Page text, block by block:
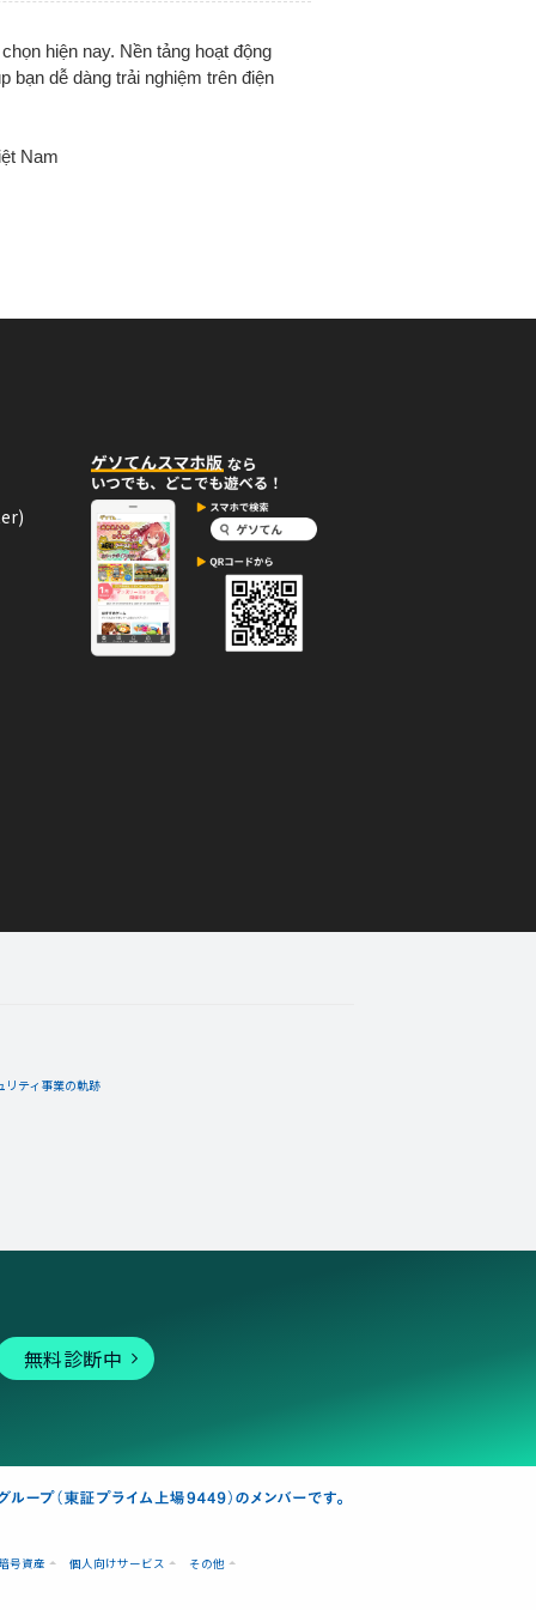
hiện nay. Nền tảng hoạt động
bạn dễ dàng trải nghiệm trên điện
Nam
リティ事業の軌跡
無料診断中
号資産 個人向けサービス その他